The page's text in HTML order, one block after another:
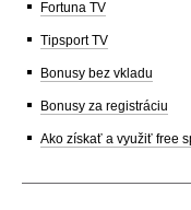
Fortuna TV
Tipsport TV
Bonusy bez vkladu
Bonusy za registráciu
Ako získať a využiť free